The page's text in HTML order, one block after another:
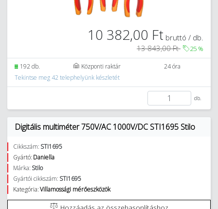
10 382,00 Ft bruttó / db.
13 843,00 Ft
25 %
192 db. Központi raktár
24 óra
Tekintse meg 42 telephelyünk készletét
db.
Digitális multiméter 750V/AC 1000V/DC STI1695 Stilo
Cikkszám: STI1695
Gyártó: Daniella
Márka: Stilo
Gyártói cikkszám: STI1695
Kategória:Villamossági mérőeszközök